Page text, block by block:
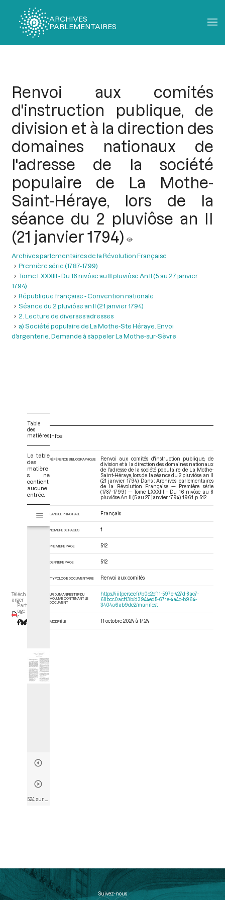
ARCHIVES
PARLEMENTAIRES
Renvoi aux comités
d'instruction publique, de
division et à la direction des
domaines nationaux de
l'adresse de la société
populaire de La Mothe-
Saint-Héraye, lors de la
séance du 2 pluviôse an II
(21 janvier 1794)
Archives parlementaires de la Révolution Française
Première série (1787-1799)
Tome LXXXIII - Du 16 nivôse au 8 pluviôse An II (5 au 27 janvier
1794)
République française - Convention nationale
Séance du 2 pluviôse an II (21 janvier 1794)
2. Lecture de diverses adresses
a) Société populaire de La Mothe-Ste Héraye. Envoi
d’argenterie. Demande à s’appeler La Mothe-sur-Sèvre
Téléch
arger
Part
age
r
Table
des
matières
La table
des
matière
s ne
contient
aucune
entrée.
s
i
o
r
Tome LXXXIII - Du 16 nivôse au 8 pluviôse An II (5 au 27 janvier 1794)
Infos
RÉFÉRENCE BIBLIOGRAPHIQUE
Renvoi aux comités d'instruction publique, de
division et à la direction des domaines nationaux
de l'adresse de la société populaire de La Mothe-
Saint-Héraye, lors de la séance du 2 pluviôse an II
(21 janvier 1794). Dans : Archives parlementaires
de la Révolution Française — Première série
(1787-1799) — Tome LXXXIII - Du 16 nivôse au 8
pluviôse An II (5 au 27 janvier 1794). 1961. p. 512.
LANGUE PRINCIPALE Français
NOMBRE DE PAGES 1
PREMIÈRE PAGE 512
DERNIÈRE PAGE 512
TYPOLOGIE DOCUMENTAIRE Renvoi aux comités
URI DU MANIFEST IIIF DU
VOLUME CONTENANT LE
DOCUMENT
https://iiif.persee.fr/b0e2cf11-597c-427d-8ac7-
68bcc0acf13b/d3944ed5-671e-4a4c-b964-
3404a6ab9de2/manifest
MODIFIÉ LE 11 octobre 2024 à 17:24
Suivez-nous